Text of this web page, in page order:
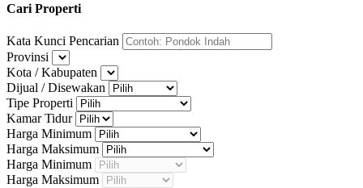
Cari Properti
Kata Kunci Pencarian
Provinsi
Kota / Kabupaten
Dijual / Disewakan
Tipe Properti
Kamar Tidur
Harga Minimum
Harga Maksimum
Harga Minimum
Harga Maksimum